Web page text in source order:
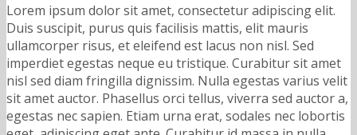
Lorem ipsum dolor sit amet, consectetur adipiscing elit.
Duis suscipit, purus quis facilisis mattis, elit mauris
ullamcorper risus, et eleifend est lacus non nisl. Sed
imperdiet egestas neque eu tristique. Curabitur sit amet
nisl sed diam fringilla dignissim. Nulla egestas varius velit
sit amet auctor. Phasellus orci tellus, viverra sed auctor a,
egestas nec sapien. Etiam urna erat, sodales nec lobortis